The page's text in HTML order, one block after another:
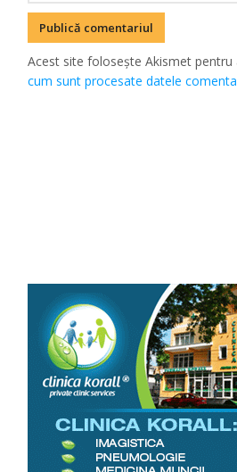
Acest site folosește Akismet
cum sunt procesate datele